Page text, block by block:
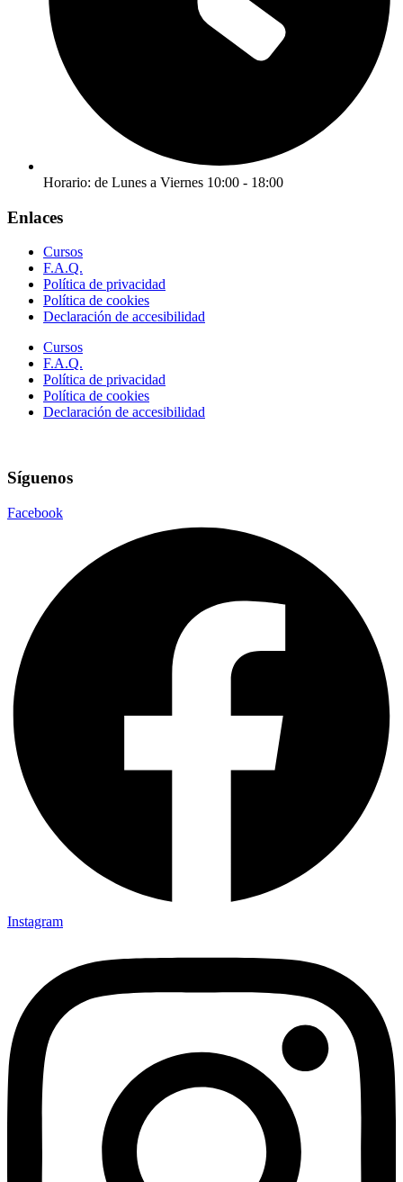
Horario: de Lunes a Viernes 10:00 - 18:00
Enlaces
Cursos
F.A.Q.
Política de privacidad
Política de cookies
Declaración de accesibilidad
Cursos
F.A.Q.
Política de privacidad
Política de cookies
Declaración de accesibilidad
Síguenos
Facebook
Instagram